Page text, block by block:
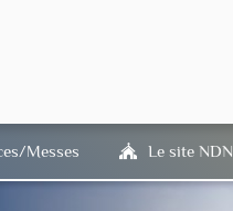
Messes Le site NDN